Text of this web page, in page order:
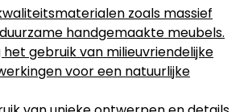
zoals massief
handgemaakte meubels.
gebruik van milieuvriendelijke
voor een natuurlijke